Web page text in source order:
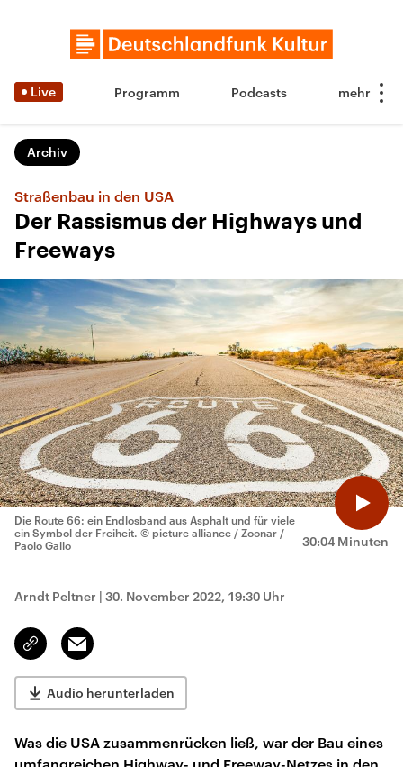
Live Programm Podcasts
Archiv
Straßenbau in den USA
Der Rassismus der Highways und
Freeways
30:04 Minuten
Die Route 66: ein Endlosband aus Asphalt und für viele
ein Symbol der Freiheit. © picture alliance / Zoonar /
Paolo Gallo
Arndt Peltner | 30. November 2022, 19:30 Uhr
Link
kopieren/teilen
Email
Audio herunterladen
Was die USA zusammenrücken ließ, war der Bau eines